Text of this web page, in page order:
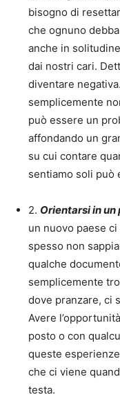
bisogno di
che ognuno
anche in
dai nostri cari.
diventare
semplicemente
può essere un
affondando un
su cui contare
sentiamo soli può
2. Orientarsi in un
un nuovo paese
spesso non
qualche
semplicemente
dove pranzare, ci
Avere
posto o con
queste
che ci viene
testa.